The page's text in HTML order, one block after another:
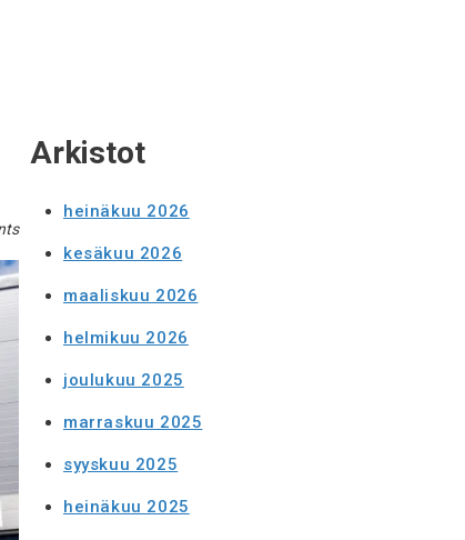
Arkistot
heinäkuu 2026
kesäkuu 2026
maaliskuu 2026
helmikuu 2026
joulukuu 2025
marraskuu 2025
syyskuu 2025
heinäkuu 2025